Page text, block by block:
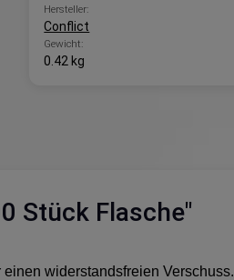
Hersteller:
Conflict
Gewicht:
0.42 kg
Stück Flasche"
widerstandsfreien Verschuss.